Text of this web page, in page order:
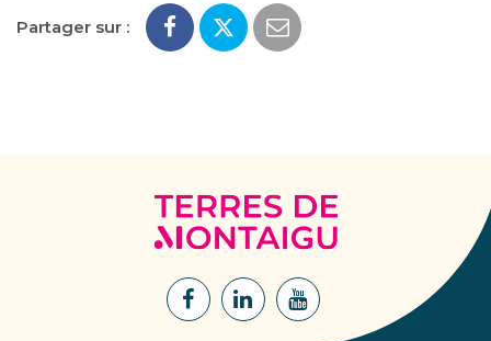
Partager sur :
Terres
de
Montaigu
Lien
Lien
Lien